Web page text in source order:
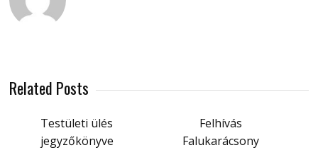
Related Posts
Testületi ülés
jegyzőkönyve
Felhívás
Falukarácsony